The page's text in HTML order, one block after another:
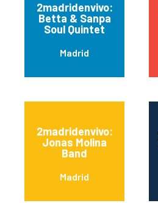
2madridenvivo:
Betta & Sanpa
Soul Quintet
Madrid
2madridenvivo:
Jonas Molina
Band
Madrid